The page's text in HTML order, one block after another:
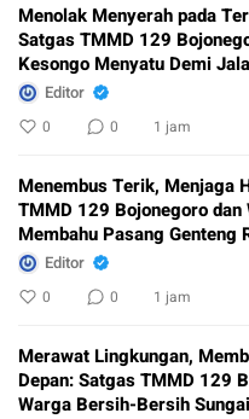
Menolak Menyerah pada
Satgas TMMD 129
Kesongo Menyatu Demi
Editor
0 0 1 jam
Menembus Terik, Menjaga
TMMD 129 Bojonegoro dan
Membahu Pasang Genteng
Editor
0 0 1 jam
Merawat Lingkungan,
Depan: Satgas TMMD 129
Warga Bersih-Bersih